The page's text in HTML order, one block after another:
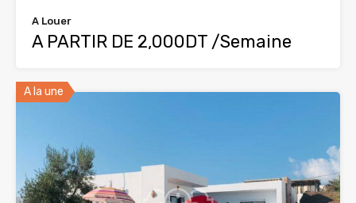
A Louer
A PARTIR DE 2,000DT /Semaine
A la une